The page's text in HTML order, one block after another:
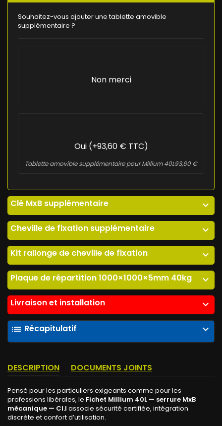
Souhaitez-vous ajouter une tablette amovible
supplémentaire ?
Non merci
Oui (+93,60 € TTC)
Tablette amovible supplémentaire pour Millium 40L93,60 €
Clé MxB supplémentaire expand_more
Cheville de fixation supplémentaire expand_more
Kit rallonge de cheville de fixation expand_more
Plaque de répartition 1000×1000×5mm 40kg expand_more
Livraison et installation expand_more
list Récapitulatif expand_more
DESCRIPTION DOCUMENTS JOINTS
Pensé pour les particuliers exigeants comme pour les
professions libérales, le Fichet Millium 40L — serrure MxB
mécanique — Cl.I associe sécurité certifiée, intégration
discrète et confort d’utilisation.